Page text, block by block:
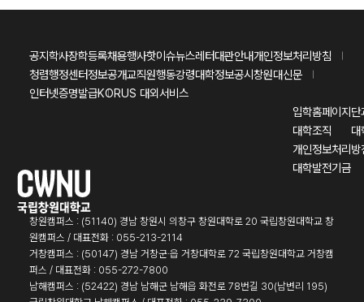
공지학사장학등록채용행사핫이슈뉴스레터대관안내개인정보처리방침
청렴행정센터정보공개교직원행동강령대학정보공시창원대신문
인터넷증명발급KORUS 대외서비스
입학홈페이지
대학조직
단
대
개인정보처리방
대학발전기금
창원캠퍼스 : (51140) 경남 창원시 의창구 창원대학로 20 국립창원대학교 창
원캠퍼스 / 대표전화 : 055-213-2114
거창캠퍼스 : (50147) 경남 거창군·읍 거창대학로 72 국립창원대학교 거창캠
퍼스 / 대표전화 : 055-272-7800
남해캠퍼스 : (52422) 경남 남해군 남해읍 화전로 78번길 30(남변리 195)